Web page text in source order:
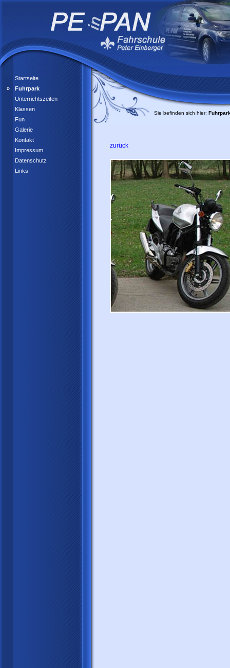
Startseite
Fuhrpark
Unterrichtszeiten
Klassen
Fun
Galerie
Kontakt
Impressum
Datenschutz
Links
Sie befinden sich hier:
zurück